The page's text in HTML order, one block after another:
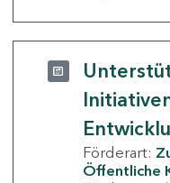
Förderart:
Öffentliche